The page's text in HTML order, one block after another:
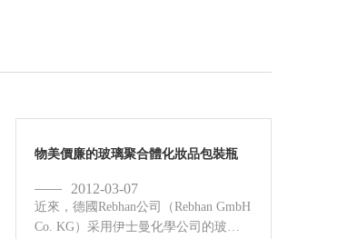
物美價廉的玻璃聚合體化妝品包裝瓶
2012-03-07
近來，德國Rebhan公司（Rebhan GmbH
Co. KG）采用伊士曼化學公司的玻璃